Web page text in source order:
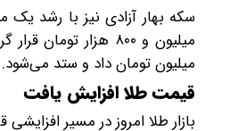
میلیون تومان داد و ستد می‌شود.
قیمت طلا افزایش یافت